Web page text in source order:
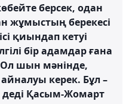
берсек, одан
жұмыстың берекесі
қиындап кетуі
бір адамдар ғана
шын мәнінде,
керек. Бұл –
деді Қасым-Жомарт